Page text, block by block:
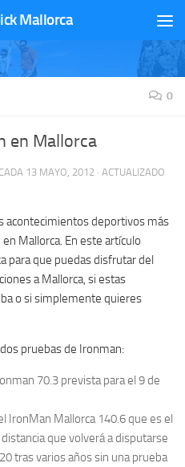
Mallorca
0
en Mallorca
13 MAYO, 2012 · ACTUALIZADO
acontecimientos deportivos más
Mallorca. En este artículo
para que puedas disfrutar del
a Mallorca, si estas
o si simplemente quieres
pruebas de Ironman:
70.3 prevista para el 9 de
IronMan Mallorca 140.6 que es el
que volverá a disputarse
tras varios años sin una prueba